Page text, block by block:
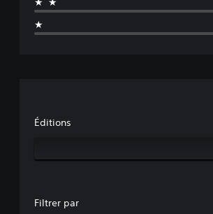
★
Éditions
Filtrer par